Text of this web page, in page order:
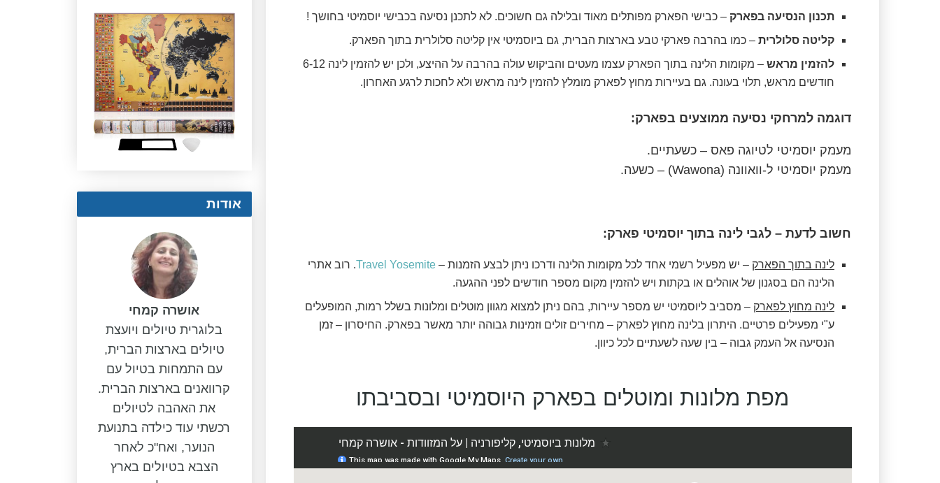
תכנון הנסיעה בפארק – כבישי הפארק מפותלים מאוד ובלילה גם חשוכים. לא לתכנן נסיעה בכבישי יוסמיטי בחושך !
קליטה סלולרית – כמו בהרבה פארקי טבע בארצות הברית, גם ביוסמיטי אין קליטה סלולרית בתוך הפארק.
להזמין מראש
– מקומות הלינה בתוך הפארק עצמו מעטים והביקוש עולה בהרבה על ההיצע, ולכן יש להזמין לינה 6-12
חודשים מראש, תלוי בעונה. גם בעיירות מחוץ לפארק מומלץ להזמין לינה מראש ולא לחכות לרגע האחרון.
דוגמה למרחקי נסיעה ממוצעים בפארק:
מעמק יוסמיטי לטיוגה פאס – כשעתיים.
מעמק יוסמיטי ל-וואוונה (Wawona) – כשעה.
חשוב לדעת – לגבי לינה בתוך יוסמיטי פארק:
לינה בתוך הפארק – יש מפעיל רשמי אחד לכל מקומות הלינה ודרכו ניתן לבצע הזמנות – Travel Yosemite. רוב אתרי
הלינה הם בסגנון של אוהלים או בקתות ויש להזמין מקום מספר חודשים לפני ההגעה.
לינה מחוץ לפארק – מסביב ליוסמיטי יש מספר עיירות, בהם ניתן למצוא מגוון מוטלים ומלונות בשלל רמות, המופעלים
ע"י מפעילים פרטיים. היתרון בלינה מחוץ לפארק – מחירים זולים וזמינות גבוהה יותר מאשר בפארק. החיסרון – זמן
הנסיעה אל העמק גבוה – בין שעה לשעתיים לכל כיוון.
מפת מלונות ומוטלים בפארק היוסמיטי ובסביבתו
אודות
אושרה קמחי
בלוגרית טיולים ויועצת
טיולים בארצות הברית,
עם התמחות בטיול עם
קרוואנים בארצות הברית.
את האהבה לטיולים
רכשתי עוד כילדה בתנועת
הנוער, ואח"כ לאחר
הצבא בטיולים בארץ